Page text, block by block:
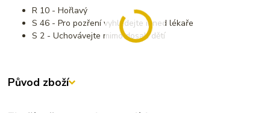
R 10 - Hořlavý
S 46 - Pro pozření vyhledejte ihned lékaře
S 2 - Uchovávejte mimo dosah dětí
Původ zboží